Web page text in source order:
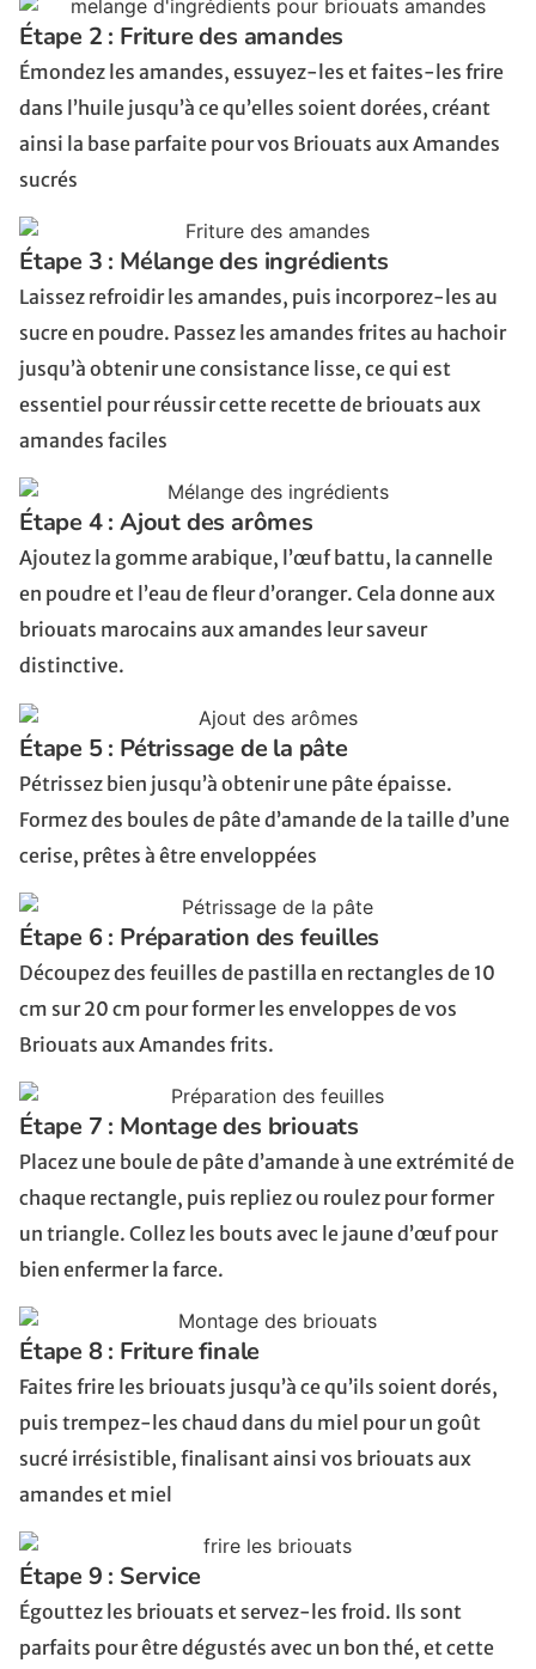
Étape 2 : Friture des amandes
Émondez les amandes, essuyez-les et faites-les frire
dans l’huile jusqu’à ce qu’elles soient dorées, créant
ainsi la base parfaite pour vos Briouats aux Amandes
sucrés
Étape 3 : Mélange des ingrédients
Laissez refroidir les amandes, puis incorporez-les au
sucre en poudre. Passez les amandes frites au hachoir
jusqu’à obtenir une consistance lisse, ce qui est
essentiel pour réussir cette recette de briouats aux
amandes faciles
Étape 4 : Ajout des arômes
Ajoutez la gomme arabique, l’œuf battu, la cannelle
en poudre et l’eau de fleur d’oranger. Cela donne aux
briouats marocains aux amandes leur saveur
distinctive.
Étape 5 : Pétrissage de la pâte
Pétrissez bien jusqu’à obtenir une pâte épaisse.
Formez des boules de pâte d’amande de la taille d’une
cerise, prêtes à être enveloppées
Étape 6 : Préparation des feuilles
Découpez des feuilles de pastilla en rectangles de 10
cm sur 20 cm pour former les enveloppes de vos
Briouats aux Amandes frits.
Étape 7 : Montage des briouats
Placez une boule de pâte d’amande à une extrémité de
chaque rectangle, puis repliez ou roulez pour former
un triangle. Collez les bouts avec le jaune d’œuf pour
bien enfermer la farce.
Étape 8 : Friture finale
Faites frire les briouats jusqu’à ce qu’ils soient dorés,
puis trempez-les chaud dans du miel pour un goût
sucré irrésistible, finalisant ainsi vos briouats aux
amandes et miel
Étape 9 : Service
Égouttez les briouats et servez-les froid. Ils sont
parfaits pour être dégustés avec un bon thé, et cette